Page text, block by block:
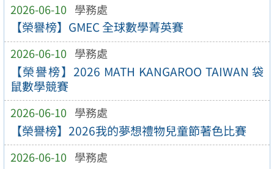
2026-06-10 學務處
【榮譽榜】GMEC 全球數學菁英賽
2026-06-10 學務處
【榮譽榜】2026 MATH KANGAROO TAIWAN 袋
鼠數學競賽
2026-06-10 學務處
【榮譽榜】2026我的夢想禮物兒童節著色比賽
2026-06-10 學務處